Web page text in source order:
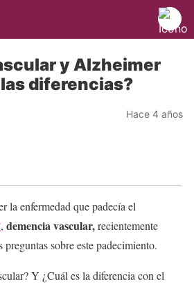
y Alzheimer
diferencias?
Hace 4 años
la enfermedad que padecía el
, demencia vascular,recientemente
sobre este padecimiento.
Y ¿Cuál es la diferencia con el